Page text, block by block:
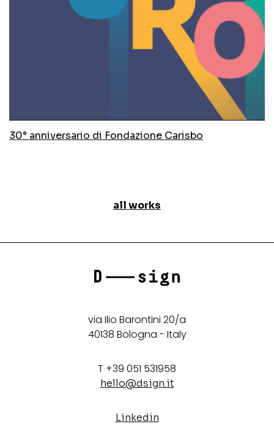
30° anniversario di Fondazione Carisbo
all works
via Ilio Barontini 20/a
40138 Bologna - Italy
T +39 051 531958
hello@dsign.it
Linkedin